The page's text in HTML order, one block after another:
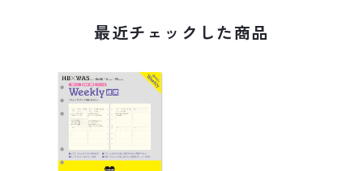
最近チェックした商品